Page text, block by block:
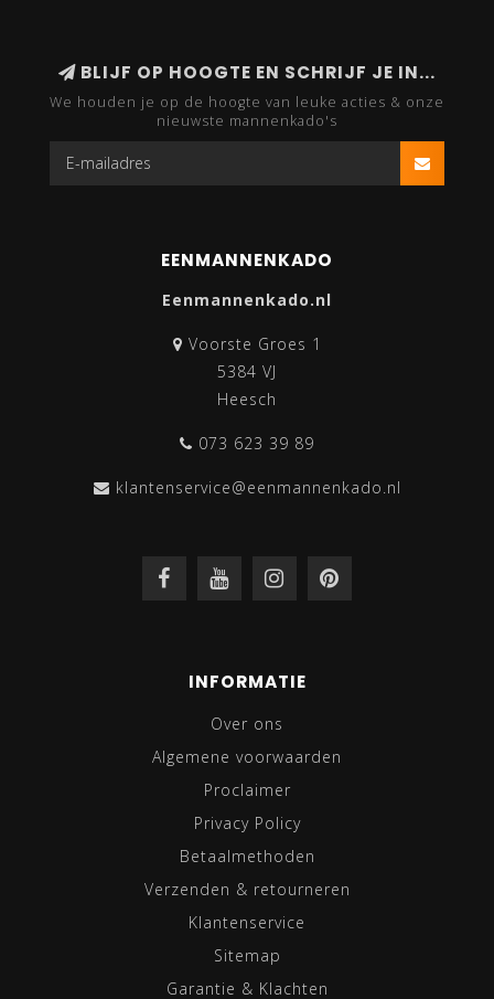
BLIJF OP HOOGTE EN SCHRIJF JE IN...
We houden je op de hoogte van leuke acties & onze
nieuwste mannenkado's
EENMANNENKADO
Eenmannenkado.nl
Voorste Groes 1
5384 VJ
Heesch
073 623 39 89
klantenservice@eenmannenkado.nl
INFORMATIE
Over ons
Algemene voorwaarden
Proclaimer
Privacy Policy
Betaalmethoden
Verzenden & retourneren
Klantenservice
Sitemap
Garantie & Klachten